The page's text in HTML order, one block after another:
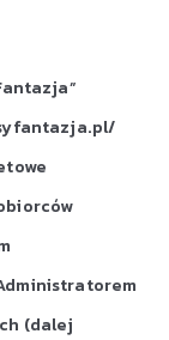
(dalej